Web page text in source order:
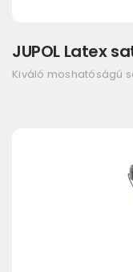
JUPOL Latex
Kiváló moshatóságú